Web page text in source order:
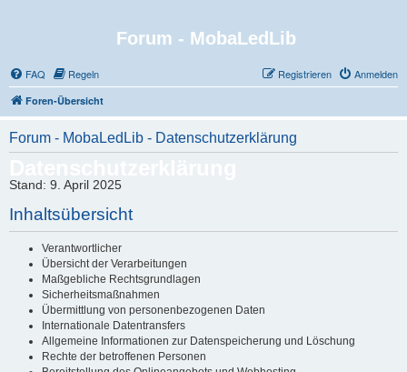
Forum - MobaLedLib
FAQ Regeln Anmelden
Registrieren
Foren-Übersicht
Forum - MobaLedLib - Datenschutzerklärung
Stand: 9. April 2025
Inhaltsübersicht
Verantwortlicher
Übersicht der Verarbeitungen
Maßgebliche Rechtsgrundlagen
Sicherheitsmaßnahmen
Übermittlung von personenbezogenen Daten
Internationale Datentransfers
Allgemeine Informationen zur Datenspeicherung und Löschung
Rechte der betroffenen Personen